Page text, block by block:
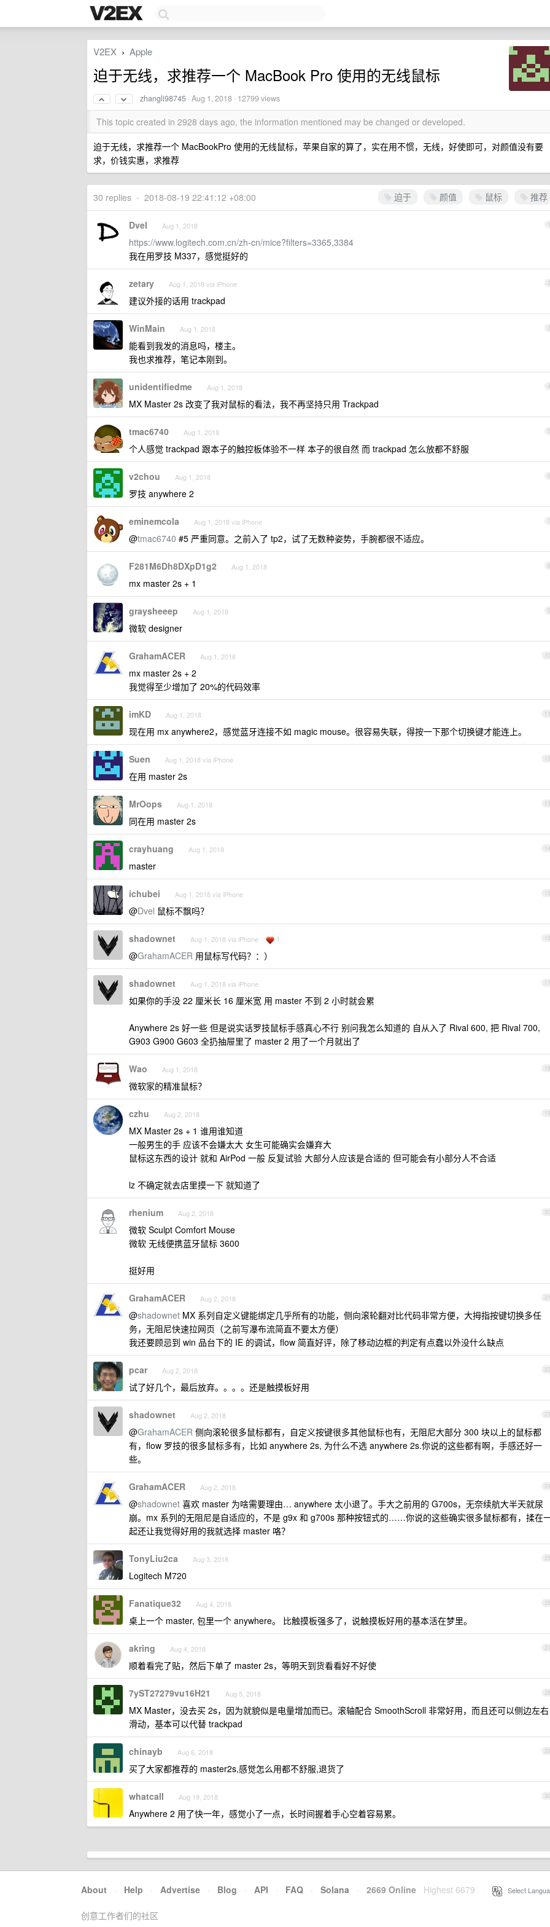
V2EX › Apple
迫于无线，求推荐一个 MacBook Pro 使用的无线鼠标
zhangli98745 ·Aug 1, 2018 · 12799 views
This topic created in 2928 days ago, the information mentioned may be changed or developed.
迫于无线，求推荐一个 MacBookPro 使用的无线鼠标，苹果自家的算了，实在用不惯，无线，好使即可，对颜值没有要
求，价钱实惠，求推荐
迫于 颜值 鼠标 推荐
30 replies • 2018-08-19 22:41:12 +08:00
1
Dvel Aug 1, 2018
https://www.logitech.com.cn/zh-cn/mice?filters=3365,3384
我在用罗技 M337，感觉挺好的
2
zetary Aug 1, 2018 via iPhone
建议外接的话用 trackpad
3
WinMain Aug 1, 2018
能看到我发的消息吗，楼主。
我也求推荐，笔记本刚到。
4
unidentifiedme Aug 1, 2018
MX Master 2s 改变了我对鼠标的看法，我不再坚持只用 Trackpad
5
tmac6740 Aug 1, 2018
个人感觉 trackpad 跟本子的触控板体验不一样 本子的很自然 而 trackpad 怎么放都不舒服
6
v2chou Aug 1, 2018
罗技 anywhere 2
7
eminemcola Aug 1, 2018 via iPhone
@tmac6740 #5 严重同意。之前入了 tp2，试了无数种姿势，手腕都很不适应。
8
F281M6Dh8DXpD1g2 Aug 1, 2018
mx master 2s + 1
9
graysheeep Aug 1, 2018
微软 designer
10
GrahamACER Aug 1, 2018
mx master 2s + 2
我觉得至少增加了 20%的代码效率
11
imKD Aug 1, 2018
现在用 mx anywhere2，感觉蓝牙连接不如 magic mouse。很容易失联，得按一下那个切换键才能连上。
12
Suen Aug 1, 2018 via iPhone
在用 master 2s
13
MrOops Aug 1, 2018
同在用 master 2s
14
crayhuang Aug 1, 2018
master
15
ichubei Aug 1, 2018 via iPhone
@Dvel 鼠标不飘吗？
16
shadownet Aug 1, 2018 via iPhone 1
@GrahamACER 用鼠标写代码？：）
17
shadownet Aug 1, 2018 via iPhone
如果你的手没 22 厘米长 16 厘米宽 用 master 不到 2 小时就会累
Anywhere 2s 好一些 但是说实话罗技鼠标手感真心不行 别问我怎么知道的 自从入了 Rival 600, 把 Rival 700,
G903 G900 G603 全扔抽屉里了 master 2 用了一个月就出了
18
Wao Aug 1, 2018
微软家的精准鼠标？
19
czhu Aug 2, 2018
MX Master 2s + 1 谁用谁知道
一般男生的手 应该不会嫌太大 女生可能确实会嫌弃大
鼠标这东西的设计 就和 AirPod 一般 反复试验 大部分人应该是合适的 但可能会有小部分人不合适
lz 不确定就去店里摸一下 就知道了
20
rhenium Aug 2, 2018
微软 Sculpt Comfort Mouse
微软 无线便携蓝牙鼠标 3600
挺好用
21
GrahamACER Aug 2, 2018
@shadownet MX 系列自定义键能绑定几乎所有的功能，侧向滚轮翻对比代码非常方便，大拇指按键切换多任
务，无阻尼快速拉网页（之前写瀑布流简直不要太方便）
我还要顾忌到 win 品台下的 IE 的调试，flow 简直好评，除了移动边框的判定有点蠢以外没什么缺点
22
pcar Aug 2, 2018
试了好几个，最后放弃。。。。还是触摸板好用
23
shadownet Aug 2, 2018
@GrahamACER 侧向滚轮很多鼠标都有，自定义按键很多其他鼠标也有，无阻尼大部分 300 块以上的鼠标都
有，flow 罗技的很多鼠标多有，比如 anywhere 2s, 为什么不选 anywhere 2s.你说的这些都有啊，手感还好一
些。
24
GrahamACER Aug 2, 2018
@shadownet 喜欢 master 为啥需要理由… anywhere 太小退了。手大之前用的 G700s，无奈续航大半天就尿
崩。mx 系列的无阻尼是自适应的，不是 g9x 和 g700s 那种按钮式的……你说的这些确实很多鼠标都有，揉在
起还让我觉得好用的我就选择 master 咯？
25
TonyLiu2ca Aug 3, 2018
Logitech M720
26
Fanatique32 Aug 4, 2018
桌上一个 master, 包里一个 anywhere。 比触摸板强多了，说触摸板好用的基本活在梦里。
27
akring Aug 4, 2018
顺着看完了贴，然后下单了 master 2s，等明天到货看看好不好使
28
7yST27279vu16H21 Aug 5, 2018
MX Master，没去买 2s，因为就貌似是电量增加而已。滚轴配合 SmoothScroll 非常好用，而且还可以侧边左右
滑动，基本可以代替 trackpad
29
chinayb Aug 6, 2018
买了大家都推荐的 master2s,感觉怎么用都不舒服,退货了
30
whatcall Aug 19, 2018
Anywhere 2 用了快一年，感觉小了一点，长时间握着手心空着容易累。
About · Help · Advertise · Blog · API · FAQ · Solana · 2669 Online Highest 6679 Select
创意工作者们的社区